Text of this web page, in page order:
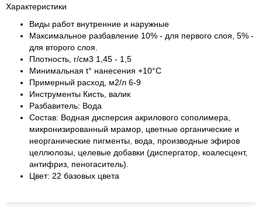
Характеристики
Виды работ внутренние и наружные
Максимальное разбавление 10% - для первого слоя, 5% -
для второго слоя.
Плотность, г/см3 1,45 - 1,5
Минимальная t° нанесения +10°С
Примерный расход, м2/л 6-9
Инструменты Кисть, валик
Разбавитель: Вода
Состав: Водная дисперсия акрилового сополимера,
микронизированный мрамор, цветные органические и
неорганические пигменты, вода, производные эфиров
целлюлозы, целевые добавки (диспергатор, коалесцент,
антифриз, пеногаситель).
Цвет: 22 базовых цвета